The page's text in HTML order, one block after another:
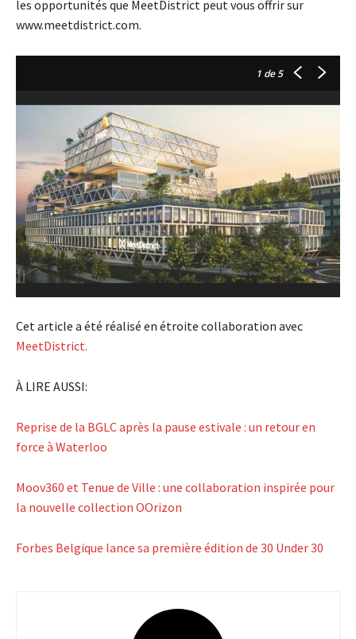
les opportunités que MeetDistrict peut vous offrir sur
www.meetdistrict.com.
1 de 5
Cet article a été réalisé en étroite collaboration avec
MeetDistrict.
À LIRE AUSSI:
Reprise de la BGLC après la pause estivale : un retour en
force à Waterloo
Moov360 et Tenue de Ville : une collaboration inspirée pour
la nouvelle collection OOrizon
Forbes Belgique lance sa première édition de 30 Under 30